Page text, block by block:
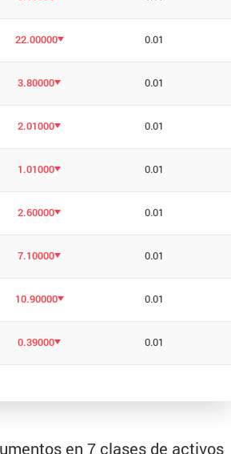
22.00000 0.01
3.80000 0.01
2.01000 0.01
1.01000 0.01
2.60000 0.01
7.10000 0.01
10.90000 0.01
0.39000 0.01
en 7 clases de activos